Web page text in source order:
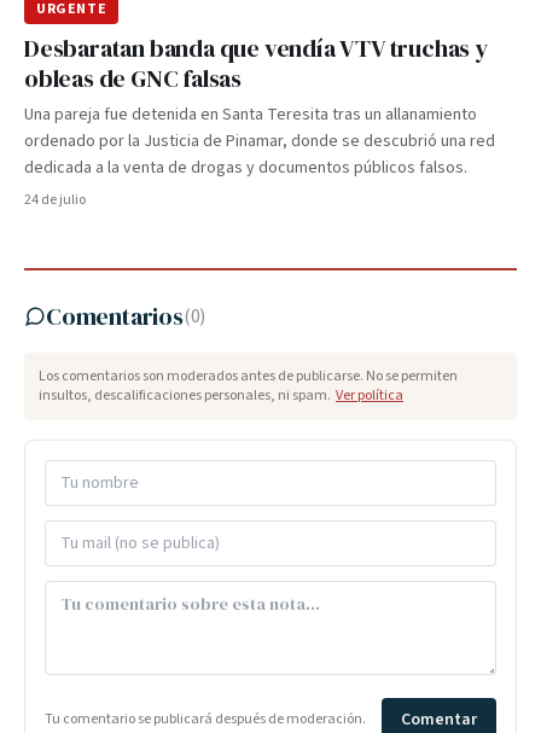
URGENTE
Desbaratan banda que vendía VTV truchas y
obleas de GNC falsas
Una pareja fue detenida en Santa Teresita tras un allanamiento
ordenado por la Justicia de Pinamar, donde se descubrió una red
dedicada a la venta de drogas y documentos públicos falsos.
24 de julio
Comentarios(0)
Los comentarios son moderados antes de publicarse. No se permiten
insultos, descalificaciones personales, ni spam. Ver política
Tu comentario se publicará después de moderación. Comentar